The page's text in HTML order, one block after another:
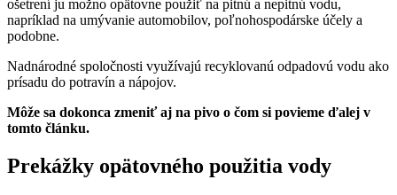
ošetrení ju možno opätovne použiť na pitnú a nepitnú vodu,
napríklad na umývanie automobilov, poľnohospodárske účely a
podobne.
Nadnárodné spoločnosti využívajú recyklovanú odpadovú vodu ako
prísadu do potravín a nápojov.
Môže sa dokonca zmeniť aj na pivo o čom si povieme ďalej v
tomto článku.
Prekážky opätovného použitia vody